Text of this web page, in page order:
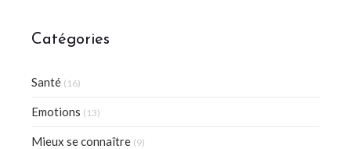
Catégories
Santé (16)
Emotions (13)
Mieux se connaître (9)